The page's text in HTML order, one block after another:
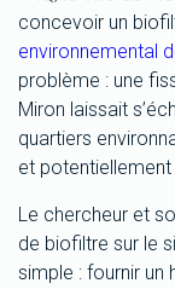
concevoir un
environnemental
problème : une
Miron laissait
quartiers
et
Le chercheur et
de biofiltre sur le
simple : fournir